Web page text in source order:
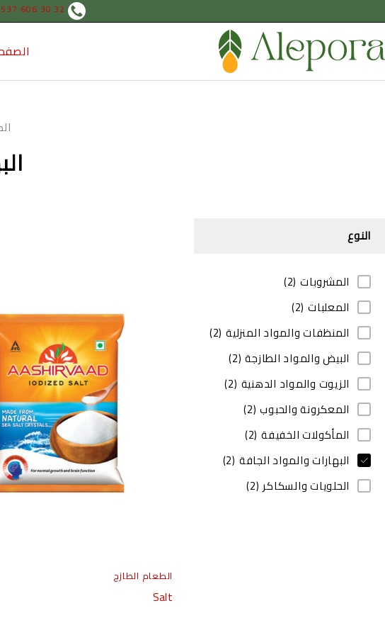
606 30 32
النوع
المشروبات (2)
المعلبات (2)
المنظفات والمواد المنزلية (2)
البيض والمواد الطازجة (2)
الزيوت والمواد الدهنية (2)
المعكرونة والحبوب (2)
المأكولات الخفيفة (2)
البهارات والمواد الجافة (2)
الحلويات والسكاكر (2)
الطعام الطازج
Salt